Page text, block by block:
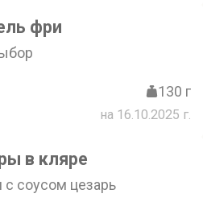
фри
130 г
на 16.10.2025 г.
в кляре
соусом цезарь